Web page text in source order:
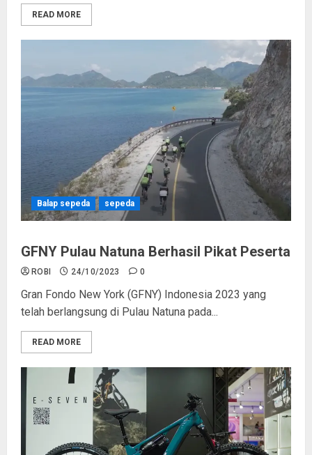
READ MORE
Balap sepeda sepeda
GFNY Pulau Natuna Berhasil Pikat Peserta
ROBI 24/10/2023 0
Gran Fondo New York (GFNY) Indonesia 2023 yang
telah berlangsung di Pulau Natuna pada...
READ MORE